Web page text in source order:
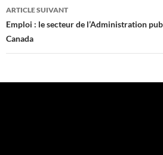
ARTICLE SUIVANT
Emploi : le secteur de l’Administration
Canada